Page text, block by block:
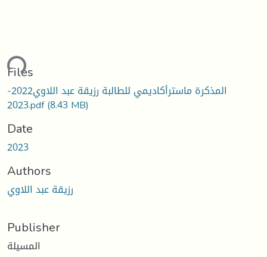
Files
المذكرة ماسترأكاديمي للطالبة رزيقة عبد اللاوي2022-
2023.pdf(8.43 MB)
Date
2023
Authors
رزیقة عبد اللاوي
Publisher
المسيلة